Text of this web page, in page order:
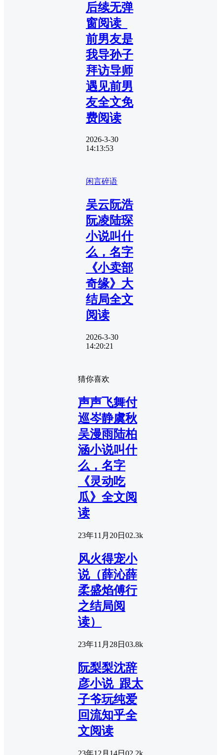
后续无弹
窗阅读_
前男友是
我导孙子
拜访导师
遇见前男
友全文免
费阅读
2026-3-30
14:13:53
闲言碎语
吴云阮浩
阮凌陆琛
小说叫什
么，名字
《小卖部
奇缘》大
结局全文
阅读
2026-3-30
14:20:21
猜你喜欢
声声飞舞付
巡岑静虞秋
吴漫雨陆柏
涵小说叫什
么，名字
《灵动吃
瓜》全文阅
读
23年11月20日 02.3k
风火得宠小
说（薛沁薛
柔盛焰傅行
之结局阅
读）
23年11月28日 03.8k
阮梨梨沈辞
彦小说_跟太
子爷玩纯爱
回流知乎全
文阅读
23年12月14日 02.2k